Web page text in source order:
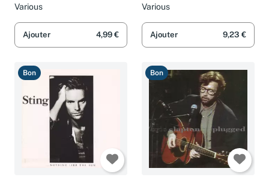
Various
Ajouter 4,99 €
Various
Ajouter 9,23 €
Bon Bon